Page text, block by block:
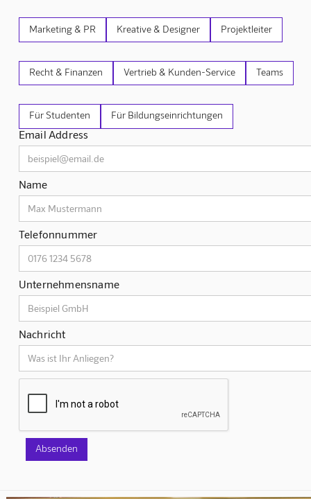
Marketing & PR Kreative & Designer Projektleiter
Recht & Finanzen Vertrieb & Kunden-Service Teams
Für Studenten Für Bildungseinrichtungen
Email Address
Name
Telefonnummer
Unternehmensname
Nachricht